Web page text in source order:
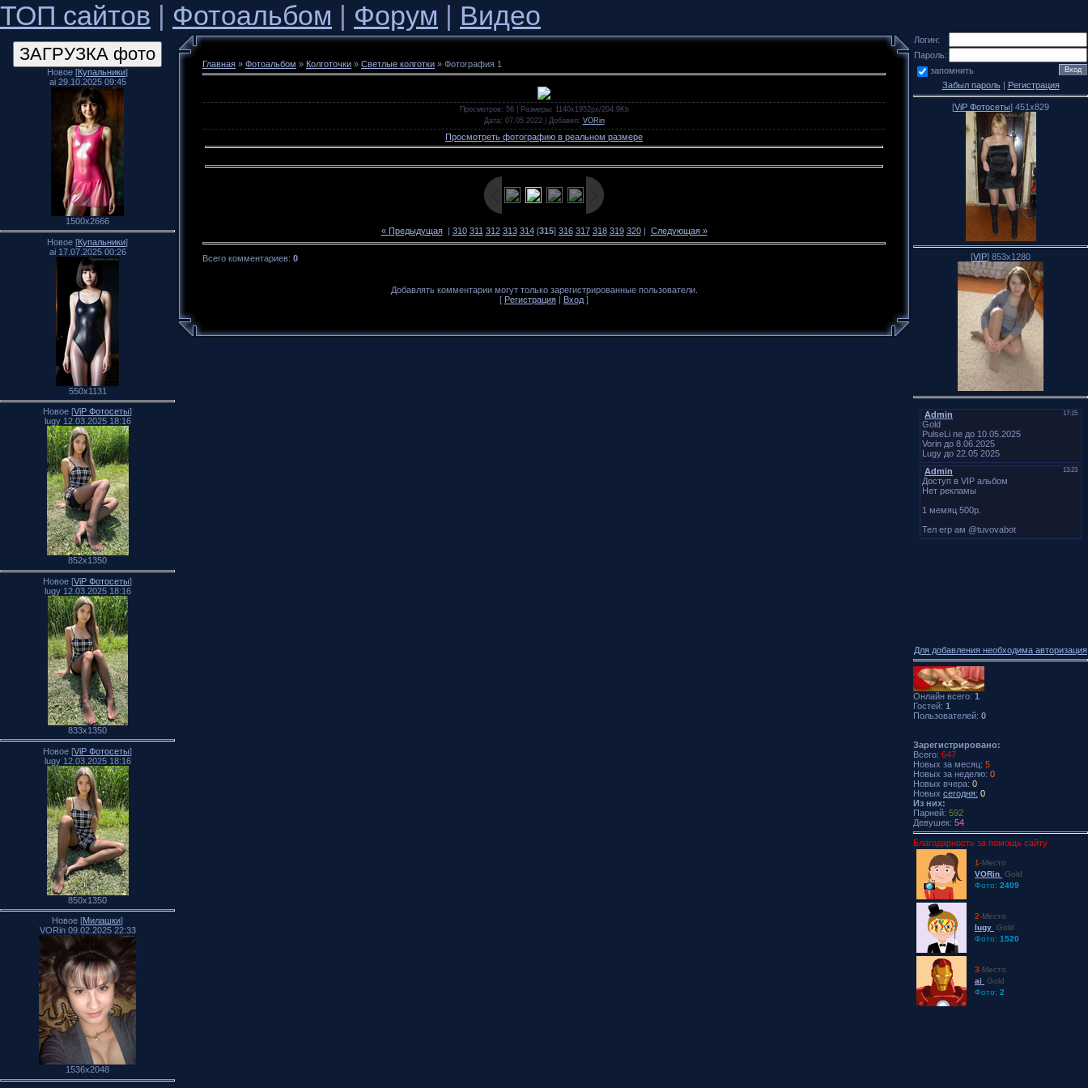
ТОП сайтов | Фотоальбом | Форум | Видео
Новое [Купальники]
ai 29.10.2025 09:45
1500x2666
Новое [Купальники]
ai 17.07.2025 00:26
550x1131
Новое [ViP Фотосеты]
lugy 12.03.2025 18:16
852x1350
Новое [ViP Фотосеты]
lugy 12.03.2025 18:16
833x1350
Новое [ViP Фотосеты]
lugy 12.03.2025 18:16
850x1350
Новое [Милашки]
VORin 09.02.2025 22:33
1536x2048
Главная » Фотоальбом » Колготочки » Светлые колготки » Фотография 1
Просмотров: 56 | Размеры: 1140x1952px/204.9Kb
Дата: 07.05.2022 | Добавил: VORin
Просмотреть фотографию в реальном размере
« Предыдущая| 310 311 312 313 314[315] 316 317 318 319 320| Следующая »
Всего комментариев: 0
Добавлять комментарии могут только зарегистрированные пользователи.
[ Регистрация Вход ]
Логин:
Пароль:
запомнить
Забыл пароль| Регистрация
[ViP Фотосеты] 451x829
[VIP] 853x1280
Для добавления необходима авторизация
Онлайн всего: 1
Гостей: 1
Пользователей: 0
Зарегистрировано:
Всего: 647
Новых за месяц: 5
Новых за неделю: 0
Новых вчера: 0
Новых сегодня: 0
Из них:
Парней: 592
Девушек: 54
Благодарность за помощь сайту
1-Место
VORin Gold
Фото: 2409
2-Место
lugy Gold
Фото: 1520
3-Место
ai
Gold
Фото: 2